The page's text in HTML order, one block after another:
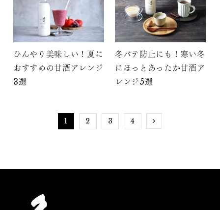
ひんやり美味しい！夏に
おすすめの甘酒アレンジ
3選
冬バテ防止にも！寒い冬
にほっとあったか甘酒ア
レンジ5選
1 2 3 4